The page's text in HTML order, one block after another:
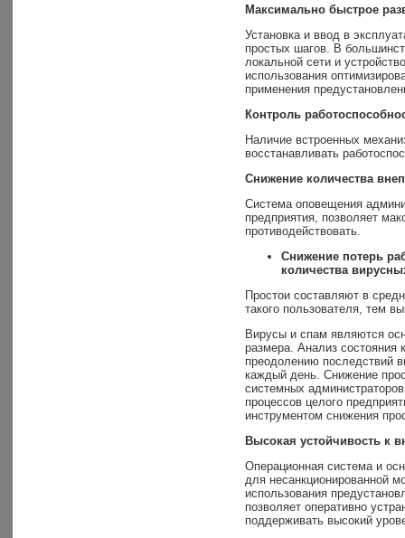
Максимально быстрое
Установка и ввод в
простых шагов. В
локальной сети и
использования
применения
Контроль
Наличие встроенных
восстанавливать
Снижение количества
Система оповещения
предприятия, позволяет
противодействовать.
Снижение потерь
количества
Простои составляют в
такого пользователя, тем
Вирусы и спам являются
размера. Анализ состояния
преодолению последствий
каждый день. Снижение
системных
процессов целого
инструментом снижения
Высокая устойчивость к
Операционная система и
для несанкционированной
использования
позволяет оперативно
поддерживать высокий